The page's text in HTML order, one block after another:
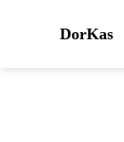
DorKas